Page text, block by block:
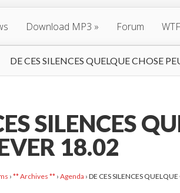
Download MP3 Forum
DE CES SILENCES QUELQUE CHOSE
SILENCES
18.02
› ** Archives ** › Agenda › DE CES SILENCES